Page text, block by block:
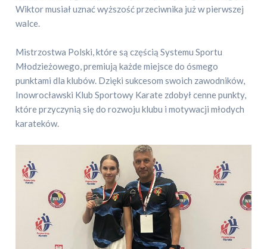
Wiktor musiał uznać wyższość przeciwnika już w pierwszej
walce.
Mistrzostwa Polski, które są częścią Systemu Sportu
Młodzieżowego, premiują każde miejsce do ósmego
punktami dla klubów. Dzięki sukcesom swoich zawodników,
Inowrocławski Klub Sportowy Karate zdobył cenne punkty,
które przyczynią się do rozwoju klubu i motywacji młodych
karateków.